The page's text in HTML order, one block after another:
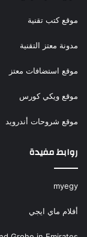
موقع كتب تقنية
مدونة معتز التقنية
موقع استضافات معتز
موقع ويكي كورس
موقع شروحات أندرويد
روابط مفيدة
myegy
أفلام ماي ايجي